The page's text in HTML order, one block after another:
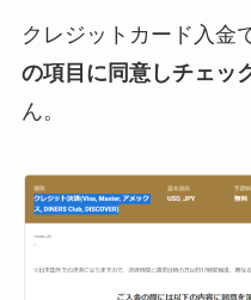
クレジットカード入金
の項目に同意しチェッ
ん。